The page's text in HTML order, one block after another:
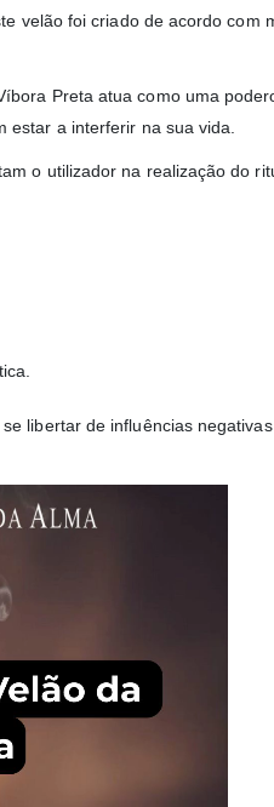
velão foi criado de acordo com
Preta atua como uma
estar a interferir na sua vida.
o utilizador na realização do
libertar de influências